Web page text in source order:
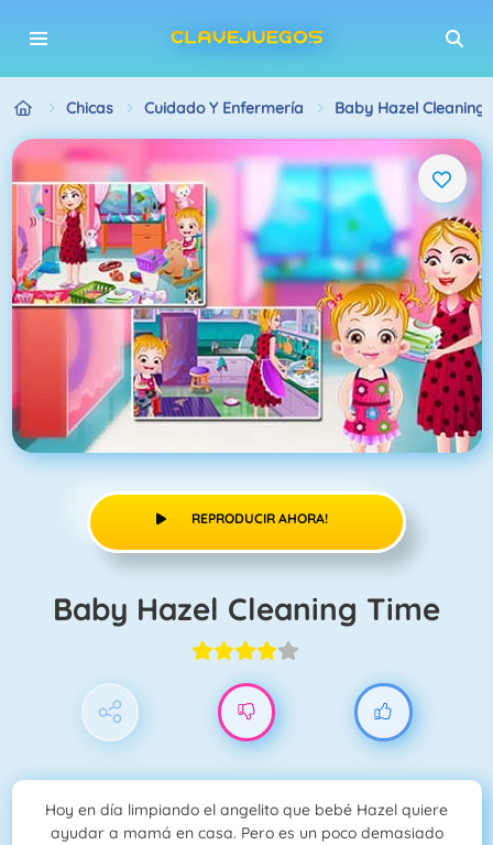
Chicas Cuidado Y Enfermería Baby Hazel Cleaning
REPRODUCIR AHORA!
Baby Hazel Cleaning Time
Hoy en día limpiando el angelito que bebé Hazel quiere
ayudar a mamá en casa. Pero es un poco demasiado